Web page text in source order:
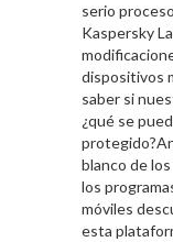
serio
Kaspersky
dispositivos
saber si
¿qué se
blanco de
los
móviles
esta